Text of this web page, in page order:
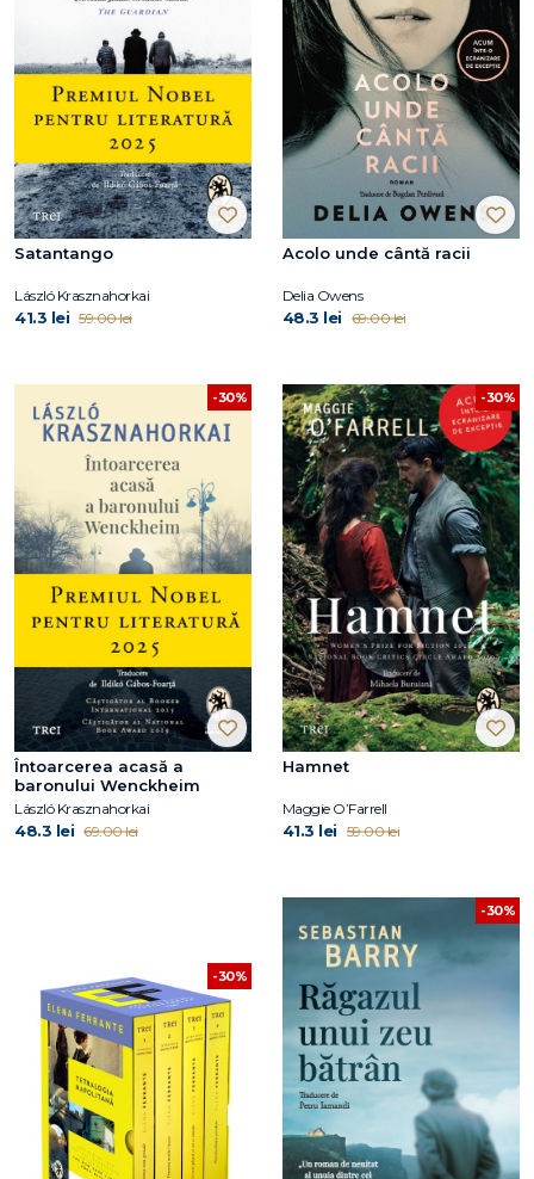
Satantango
László Krasznahorkai
41.3 lei 59.00 lei
Acolo unde cântă racii
Delia Owens
48.3 lei 69.00 lei
-30%
Întoarcerea acasă a
baronului Wenckheim
László Krasznahorkai
48.3 lei 69.00 lei
-30%
Hamnet
Maggie O’Farrell
41.3 lei 59.00 lei
-30%
-30%